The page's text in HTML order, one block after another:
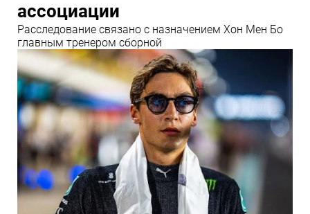
ассоциации
Расследование связано с назначением Хон Мен Бо
главным тренером сборной